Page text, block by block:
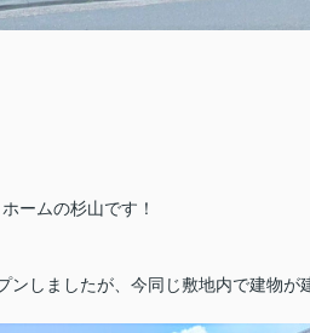
ームの杉山です！
しましたが、今同じ敷地内で建物が